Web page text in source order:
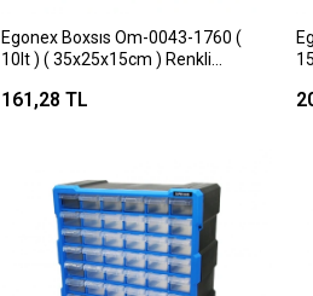
Egonex Boxsıs Om-0043-1760 (
10lt ) ( 35x25x15cm ) Renkli
Plastik*18=k
161,28 TL